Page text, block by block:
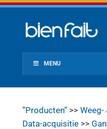
MENU
”Producten”>> Weeg-
Data-acquisitie>>